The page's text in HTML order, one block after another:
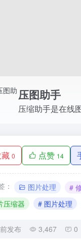
压图助手
0 点赞 14
： 图片处理 #
压缩器
# 图片处理
发布 3,467 0